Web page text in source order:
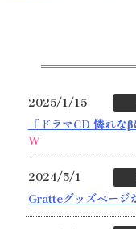
2025/1/15
『ドラマCD 憐れな
W
2024/5/1
Gratteグッズページ
2024/1/23